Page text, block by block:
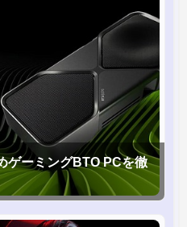
ゲーミングBTO PCを徹